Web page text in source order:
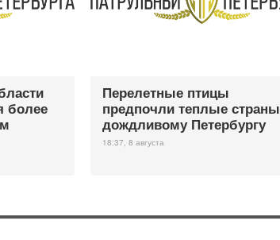
более
Перелетные птицы
предпочли теплые страны
дождливому Петербургу
18:37, 8 августа